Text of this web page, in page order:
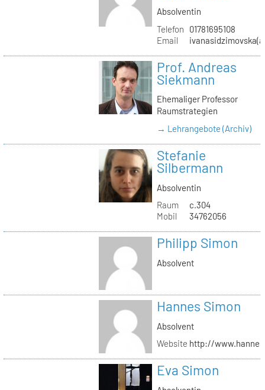
Absolventin
Telefon
01781695108
Email
Prof. Andreas
Siekmann
Ehemaliger Professor
Raumstrategien
→ Lehrangebote (Archiv)
Stefanie
Silbermann
Absolventin
Raum
c.304
Mobil
34762056
Philipp Simon
Absolvent
Hannes Simon
Absolvent
Website http://
Eva Simon